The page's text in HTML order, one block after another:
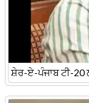
ਸ਼ੇਰ-ਏ-ਪੰਜਾਬ ਟੀ-20